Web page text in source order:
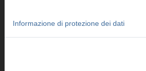
Katalogauszüge
Parte di catalogo Pettini REMS(PDF)
Informazione di protezione dei dati